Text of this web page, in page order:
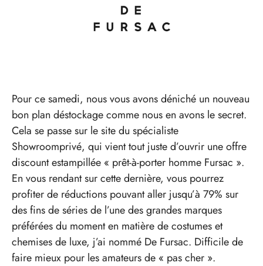
Pour ce samedi, nous vous avons déniché un nouveau
bon plan déstockage comme nous en avons le secret.
Cela se passe sur le site du spécialiste
Showroomprivé, qui vient tout juste d’ouvrir une offre
discount estampillée « prêt-à-porter homme Fursac ».
En vous rendant sur cette dernière, vous pourrez
profiter de réductions pouvant aller jusqu’à 79% sur
des fins de séries de l’une des grandes marques
préférées du moment en matière de costumes et
chemises de luxe, j’ai nommé De Fursac. Difficile de
faire mieux pour les amateurs de « pas cher ».